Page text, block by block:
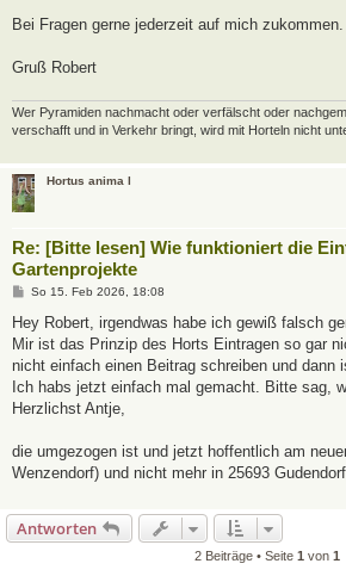
Bei Fragen gerne jederzeit auf mich zukommen.
Gruß Robert
Wer Pyramiden nachmacht oder verfälscht oder
verschafft und in Verkehr bringt, wird mit Horteln nicht
Hortus anima l
Re: [Bitte lesen] Wie funktioniert die
Gartenprojekte
B
i
r
a
So 15. Feb 2026, 18:08
Hey Robert, irgendwas habe ich gewiß falsch
Mir ist das Prinzip des Horts Eintragen so gar
nicht einfach einen Beitrag schreiben und dann
Ich habs jetzt einfach mal gemacht. Bitte sag,
Herzlichst Antje,
die umgezogen ist und jetzt hoffentlich am
Wenzendorf) und nicht mehr in 25693
Antworten
2 Beiträge • Seite 1 von 1